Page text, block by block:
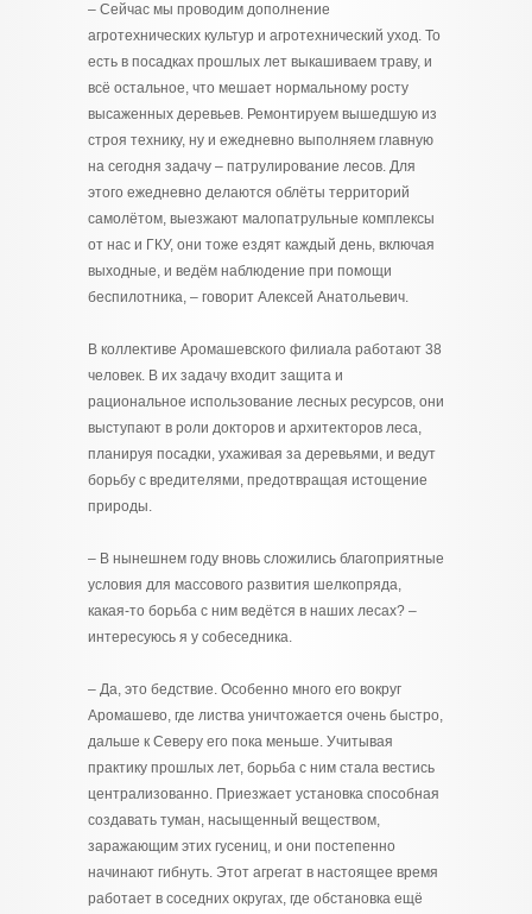
– Сейчас мы проводим дополнение
агротехнических культур и агротехнический уход. То
есть в посадках прошлых лет выкашиваем траву, и
всё остальное, что мешает нормальному росту
высаженных деревьев. Ремонтируем вышедшую из
строя технику, ну и ежедневно выполняем главную
на сегодня задачу – патрулирование лесов. Для
этого ежедневно делаются облёты территорий
самолётом, выезжают малопатрульные комплексы
от нас и ГКУ, они тоже ездят каждый день, включая
выходные, и ведём наблюдение при помощи
беспилотника, – говорит Алексей Анатольевич.
В коллективе Аромашевского филиала работают 38
человек. В их задачу входит защита и
рациональное использование лесных ресурсов, они
выступают в роли докторов и архитекторов леса,
планируя посадки, ухаживая за деревьями, и ведут
борьбу с вредителями, предотвращая истощение
природы.
– В нынешнем году вновь сложились благоприятные
условия для массового развития шелкопряда,
какая-то борьба с ним ведётся в наших лесах? –
интересуюсь я у собеседника.
– Да, это бедствие. Особенно много его вокруг
Аромашево, где листва уничтожается очень быстро,
дальше к Северу его пока меньше. Учитывая
практику прошлых лет, борьба с ним стала вестись
централизованно. Приезжает установка способная
создавать туман, насыщенный веществом,
заражающим этих гусениц, и они постепенно
начинают гибнуть. Этот агрегат в настоящее время
работает в соседних округах, где обстановка ещё